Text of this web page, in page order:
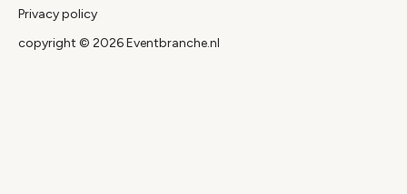
Privacy policy
copyright © 2026 Eventbranche.nl